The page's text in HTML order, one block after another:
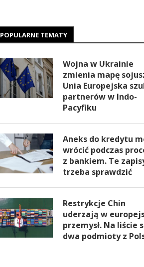
POPULARNE TEMATY
Wojna w Ukrainie
zmienia mapę
Unia Europejska
partnerów w Indo-
Pacyfiku
Aneks do kredytu
wrócić podczas
z bankiem. Te
trzeba sprawdzić
Restrykcje Chin
uderzają w
przemysł. Na liście
dwa podmioty z